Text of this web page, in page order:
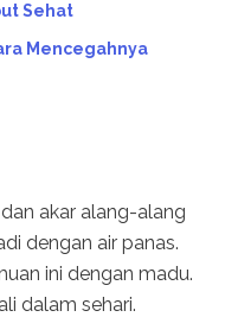
Sehat
Mencegahnya
akar alang-alang
dengan air panas.
ini dengan madu.
dalam sehari.